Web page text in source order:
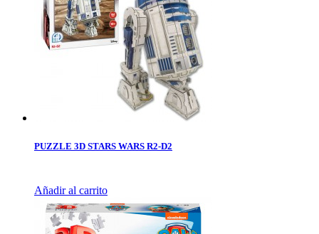
PUZZLE 3D STARS WARS R2-D2
Añadir al carrito